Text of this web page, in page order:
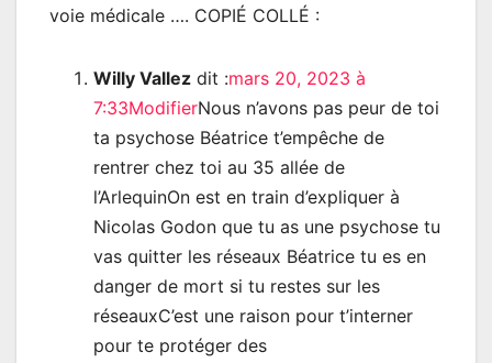
voie médicale …. COPIÉ COLLÉ :
Willy Vallez dit :mars 20, 2023 à
7:33ModifierNous n’avons pas peur de toi
ta psychose Béatrice t’empêche de
rentrer chez toi au 35 allée de
l’ArlequinOn est en train d’expliquer à
Nicolas Godon que tu as une psychose tu
vas quitter les réseaux Béatrice tu es en
danger de mort si tu restes sur les
réseauxC’est une raison pour t’interner
pour te protéger des